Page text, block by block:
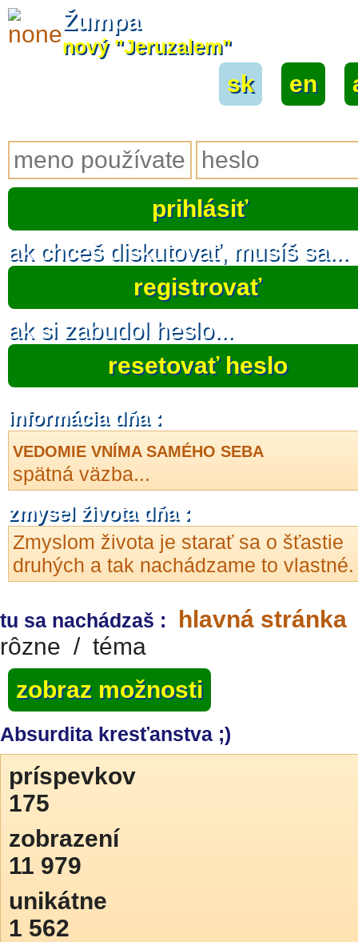
Žumpa
nový "Jeruzalem"
sk en
ak chceš diskutovať, musíš sa...
registrovať
ak si zabudol heslo...
resetovať heslo
informácia dňa :
VEDOMIE VNÍMA SAMÉHO SEBA
spätná väzba...
zmysel života dňa :
Zmyslom života je starať sa o šťastie
druhých a tak nachádzame to vlastné.
tu sa nachádzaš : hlavná stránka
rôzne / téma
zobraz možnosti
Absurdita kresťanstva ;)
príspevkov
175
zobrazení
11 979
unikátne
1 562